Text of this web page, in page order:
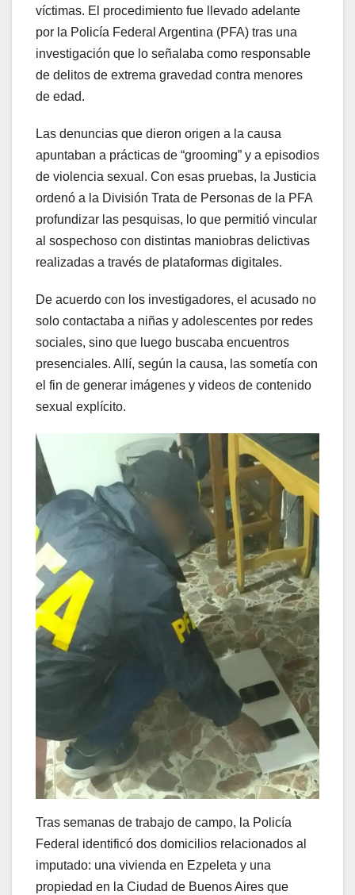
víctimas. El procedimiento fue llevado adelante
por la Policía Federal Argentina (PFA) tras una
investigación que lo señalaba como responsable
de delitos de extrema gravedad contra menores
de edad.
Las denuncias que dieron origen a la causa
apuntaban a prácticas de “grooming” y a episodios
de violencia sexual. Con esas pruebas, la Justicia
ordenó a la División Trata de Personas de la PFA
profundizar las pesquisas, lo que permitió vincular
al sospechoso con distintas maniobras delictivas
realizadas a través de plataformas digitales.
De acuerdo con los investigadores, el acusado no
solo contactaba a niñas y adolescentes por redes
sociales, sino que luego buscaba encuentros
presenciales. Allí, según la causa, las sometía con
el fin de generar imágenes y videos de contenido
sexual explícito.
Tras semanas de trabajo de campo, la Policía
Federal identificó dos domicilios relacionados al
imputado: una vivienda en Ezpeleta y una
propiedad en la Ciudad de Buenos Aires que